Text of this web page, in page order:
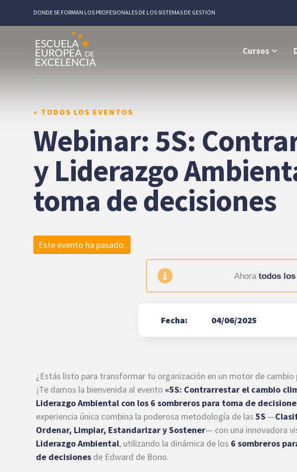
DONDE SE FORMAN LOS PROFESIONALES DE LOS SISTEMAS DE GESTIÓN
Cursos
« TODOS LOS EVENTOS
Webinar: 5S:
y Liderazgo
toma de decisiones
Este evento ha pasado.
Ahora todos los
Fecha: 04/06/2025
¿Estás listo para transformar tu organización en un motor de cambio
¡Te damos la bienvenida al evento «5S: Contrarrestar el cambio
Liderazgo Ambiental con los 6 sombreros para toma de
experiencia única combina la poderosa metodología de las 5S —
Ordenar, Limpiar, Estandarizar y Sostener— con una innovadora
Liderazgo Ambiental, utilizando la dinámica de los 6 sombreros
de decisiones de Edward de Bono.